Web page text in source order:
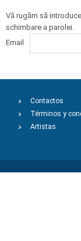
Vă rugăm să
schimbare a parolei.
Email
Contactos
Términos y
Artistas